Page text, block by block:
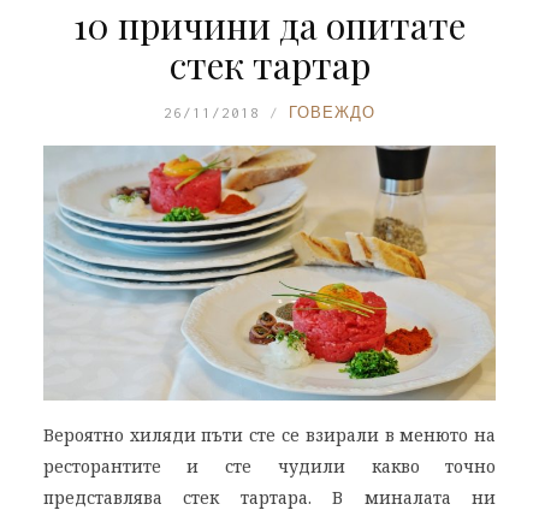
10 причини да опитате
стек тартар
26/11/2018 ГОВЕЖДО
Вероятно хиляди пъти сте се взирали в менюто на
ресторантите и сте чудили какво точно
представлява стек тартара. В миналата ни